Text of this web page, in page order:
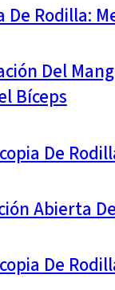
De Rodilla:
Del
Bíceps
De
Abierta
De